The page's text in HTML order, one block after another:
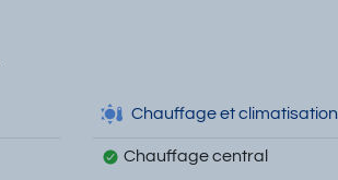
Chauffage et climatisation
Chauffage central